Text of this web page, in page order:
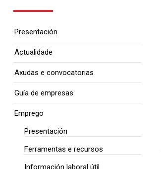
Presentación
Actualidade
Axudas e convocatorias
Guía de empresas
Emprego
Presentación
Ferramentas e recursos
Información laboral útil